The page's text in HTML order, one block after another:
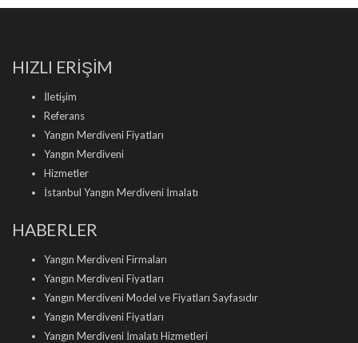
HIZLI ERİŞİM
İletişim
Referans
Yangın Merdiveni Fiyatları
Yangın Merdiveni
Hizmetler
İstanbul Yangın Merdiveni İmalatı
HABERLER
Yangın Merdiveni Firmaları
Yangın Merdiveni Fiyatları
Yangın Merdiveni Model ve Fiyatları Sayfasıdır
Yangın Merdiveni Fiyatları
Yangın Merdiveni İmalatı Hizmetleri